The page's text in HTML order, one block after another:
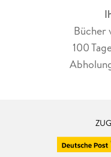
Bücher
100